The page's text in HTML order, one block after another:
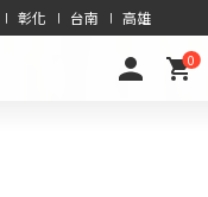
∣ 彰化 ∣ 台南 ∣ 高雄
0